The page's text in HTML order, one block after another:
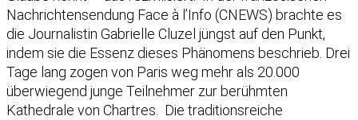
Nachrichtensendung Face à l’Info (CNEWS) brachte es
die Journalistin Gabrielle Cluzel jüngst auf den Punkt,
indem sie die Essenz dieses Phänomens beschrieb. Drei
Tage lang zogen von Paris weg mehr als 20.000
überwiegend junge Teilnehmer zur berühmten
Kathedrale von Chartres. Die traditionsreiche